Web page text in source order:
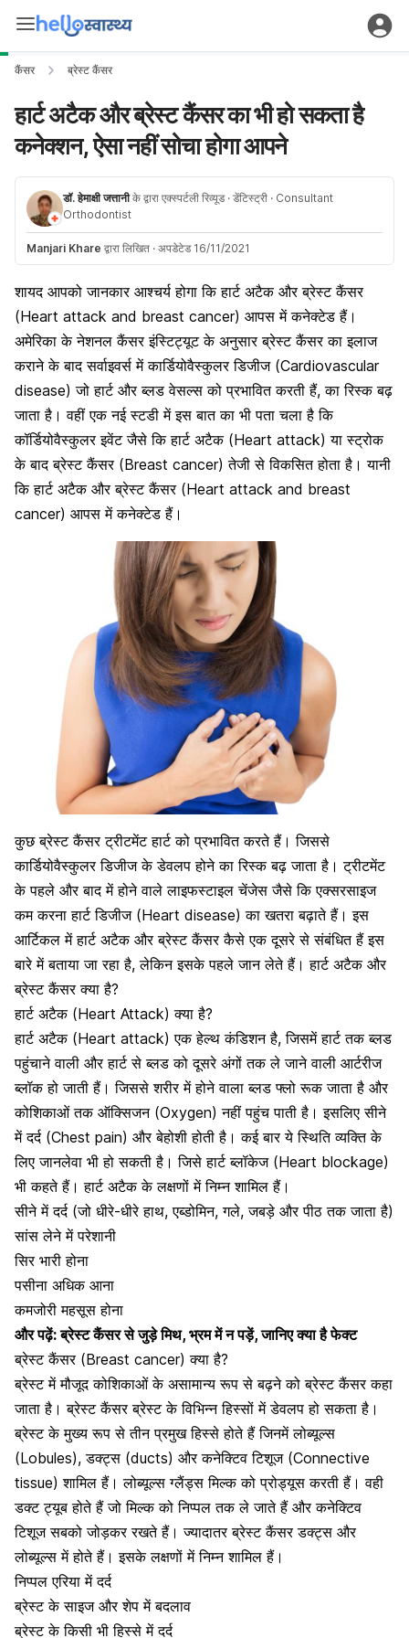
कैंसर ब्रेस्ट कैंसर
हार्ट अटैक और ब्रेस्ट कैंसर का भी हो सकता है
कनेक्शन, ऐसा नहीं सोचा होगा आपने
डॉ. हेमाक्षी जत्तानीके द्वारा एक्स्पर्टली रिव्यूड · डेंटिस्ट्री · Consultant
Orthodontist
Manjari Khare द्वारा लिखित · अपडेटेड 16/11/2021
शायद आपको जानकार आश्चर्य होगा कि हार्ट अटैक और ब्रेस्ट कैंसर
(Heart attack and breast cancer) आपस में कनेक्टेड हैं।
अमेरिका के नेशनल कैंसर इंस्टिट्यूट के अनुसार ब्रेस्ट कैंसर का इलाज
कराने के बाद सर्वाइवर्स में कार्डियोवैस्कुलर डिजीज (Cardiovascular
disease) जो हार्ट और ब्लड वेसल्स को प्रभावित करती हैं, का रिस्क बढ़
जाता है। वहीं एक नई स्टडी में इस बात का भी पता चला है कि
कॉर्डियोवैस्कुलर इवेंट जैसे कि हार्ट अटैक (Heart attack) या स्ट्रोक
के बाद ब्रेस्ट कैंसर (Breast cancer) तेजी से विकसित होता है। यानी
कि हार्ट अटैक और ब्रेस्ट कैंसर (Heart attack and breast
cancer) आपस में कनेक्टेड हैं।
कुछ ब्रेस्ट कैंसर ट्रीटमेंट हार्ट को प्रभावित करते हैं। जिससे
कार्डियोवैस्कुलर डिजीज के डेवलप होने का रिस्क बढ़ जाता है। ट्रीटमेंट
के पहले और बाद में होने वाले लाइफस्टाइल चेंजेस जैसे कि एक्सरसाइज
कम करना हार्ट डिजीज (Heart disease) का खतरा बढ़ाते हैं। इस
आर्टिकल में हार्ट अटैक और ब्रेस्ट कैंसर कैसे एक दूसरे से संबंधित हैं इस
बारे में बताया जा रहा है, लेकिन इसके पहले जान लेते हैं। हार्ट अटैक और
ब्रेस्ट कैंसर क्या है?
हार्ट अटैक (Heart Attack) क्या है?
हार्ट अटैक (Heart attack) एक हेल्थ कंडिशन है, जिसमें हार्ट तक ब्लड
पहुंचाने वाली और हार्ट से ब्लड को दूसरे अंगों तक ले जाने वाली आर्टरीज
ब्लॉक हो जाती हैं। जिससे शरीर में होने वाला ब्लड फ्लो रूक जाता है और
कोशिकाओं तक ऑक्सिजन (Oxygen) नहीं पहुंच पाती है। इसलिए सीने
में दर्द (Chest pain) और बेहोशी होती है। कई बार ये स्थिति व्यक्ति के
लिए जानलेवा भी हो सकती है। जिसे हार्ट ब्लॉकेज (Heart blockage)
भी कहते हैं।हार्ट अटैक के लक्षणोंमें निम्न शामिल हैं।
सीने में दर्द (जो धीरे-धीरे हाथ, एब्डोमिन, गले, जबड़े और पीठ तक जाता है)
सांस लेने में परेशानी
सिर भारी होना
पसीना अधिक आना
कमजोरी महसूस होना
और पढ़ें:ब्रेस्ट कैंसर से जुड़े मिथ, भ्रम में न पड़ें, जानिए क्या है फेक्ट
ब्रेस्ट कैंसर (Breast cancer) क्या है?
ब्रेस्ट में मौजूद कोशिकाओं के असामान्य रूप से बढ़ने को ब्रेस्ट कैंसर कहा
जाता है । ब्रेस्ट कैंसर ब्रेस्ट के विभिन्न हिस्सों में डेवलप हो सकता है।
ब्रेस्ट के मुख्य रूप से तीन प्रमुख हिस्से होते हैं जिनमें लोब्यूल्स
(Lobules), डक्ट्स (ducts) और कनेक्टिव टिशूज (Connective
tissue) शामिल हैं। लोब्यूल्स ग्लैंड्स मिल्क को प्रोड्यूस करती हैं। वही
डक्ट ट्यूब होते हैं जो मिल्क को निप्पल तक ले जाते हैं और कनेक्टिव
टिशूज सबको जोड़कर रखते हैं। ज्यादातर ब्रेस्ट कैंसर डक्ट्स और
लोब्यूल्स में होते हैं। इसके लक्षणों में निम्न शामिल हैं।
निप्पल एरिया में दर्द
ब्रेस्ट के साइज और शेप में बदलाव
ब्रेस्ट के किसी भी हिस्से में दर्द